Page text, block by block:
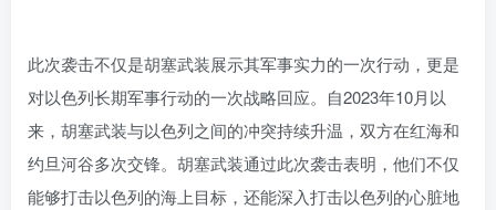
此次袭击不仅是胡塞武装展示其军事实力的一次行动，更是
对以色列长期军事行动的一次战略回应。自2023年10月以
来，胡塞武装与以色列之间的冲突持续升温，双方在红海和
约旦河谷多次交锋。胡塞武装通过此次袭击表明，他们不仅
能够打击以色列的海上目标，还能深入打击以色列的心脏地